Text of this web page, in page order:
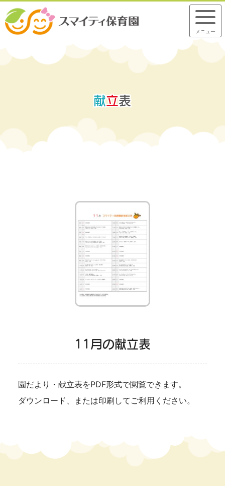
献立表
11月の献立表
園だより・献立表をPDF形式で閲覧できます。
ダウンロード、または印刷してご利用ください。
メニュー